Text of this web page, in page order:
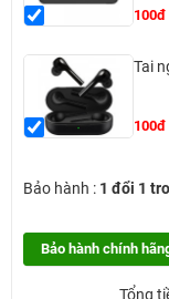
100đ
Tai
100đ
Bảo hành : 1 đổi 1
Bảo hành chính
Tổng